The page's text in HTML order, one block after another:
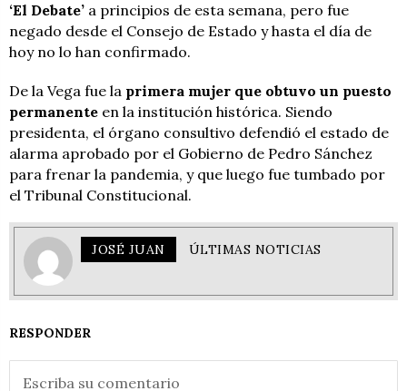
‘El Debate’ a principios de esta semana, pero fue
negado desde el Consejo de Estado y hasta el día de
hoy no lo han confirmado.
De la Vega fue la primera mujer que obtuvo un puesto
permanente en la institución histórica. Siendo
presidenta, el órgano consultivo defendió el estado de
alarma aprobado por el Gobierno de Pedro Sánchez
para frenar la pandemia, y que luego fue tumbado por
el Tribunal Constitucional.
JOSÉ JUAN ÚLTIMAS NOTICIAS
RESPONDER